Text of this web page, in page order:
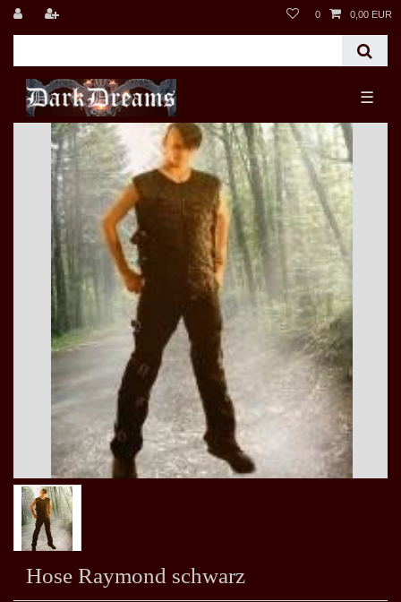
0 0,00 EUR
☰
Hose Raymond schwarz